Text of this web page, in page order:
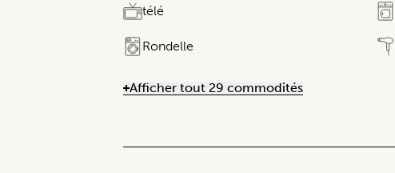
télé
Rondelle
Afficher tout 29 commodités